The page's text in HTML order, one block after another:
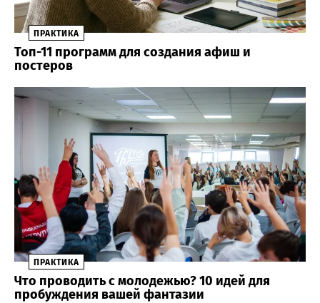
ПРАКТИКА
Топ-11 программ для создания афиш и
постеров
ПРАКТИКА
Что проводить с молодежью? 10 идей для
пробуждения вашей фантазии